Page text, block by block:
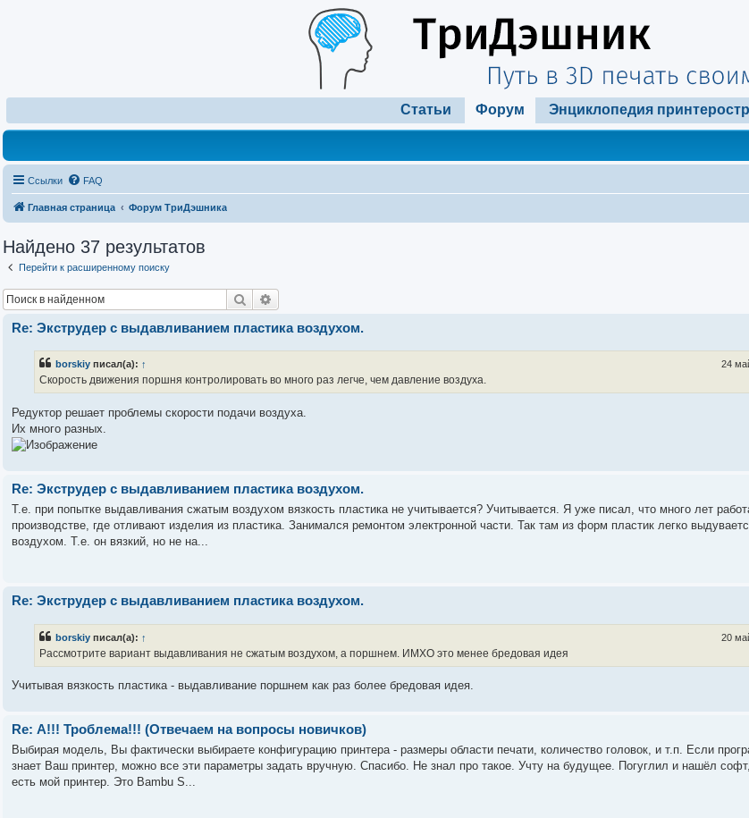
Статьи Форум Энциклопедия
Ссылки FAQ
Главная страница Форум ТриДэшника
Найдено 37 результатов
Перейти к расширенному поиску
Поиск
Re: Экструдер с выдавливанием пластика воздухом.
borskiy писал(а): ↑ 24
Скорость движения поршня контролировать во много раз легче, чем давление воздуха.
Редуктор решает проблемы скорости подачи воздуха.
Их много разных.
Re: Экструдер с выдавливанием пластика воздухом.
Т.е. при попытке выдавливания сжатым воздухом вязкость пластика не учитывается? Учитывается. Я уже писал, что много лет
производстве, где отливают изделия из пластика. Занимался ремонтом электронной части. Так там из форм пластик легко
воздухом. Т.е. он вязкий, но не на...
Re: Экструдер с выдавливанием пластика воздухом.
borskiy писал(а): ↑ 20
Рассмотрите вариант выдавливания не сжатым воздухом, а поршнем. ИМХО это менее бредовая идея
Учитывая вязкость пластика - выдавливание поршнем как раз более бредовая идея.
Re: А!!! Троблема!!! (Отвечаем на вопросы новичков)
Выбирая модель, Вы фактически выбираете конфигурацию принтера - размеры области печати, количество головок, и т.п. Если
знает Ваш принтер, можно все эти параметры задать вручную. Спасибо. Не знал про такое. Учту на будущее. Погуглил и нашёл
есть мой принтер. Это Bambu S...